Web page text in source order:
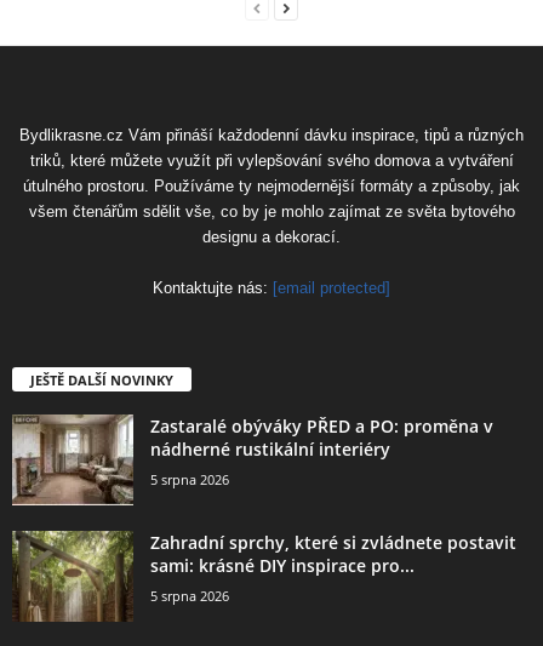
Bydlikrasne.cz Vám přináší každodenní dávku inspirace, tipů a různých
triků, které můžete využít při vylepšování svého domova a vytváření
útulného prostoru. Používáme ty nejmodernější formáty a způsoby, jak
všem čtenářům sdělit vše, co by je mohlo zajímat ze světa bytového
designu a dekorací.
Kontaktujte nás: [email protected]
JEŠTĚ DALŠÍ NOVINKY
Zastaralé obýváky PŘED a PO: proměna v
nádherné rustikální interiéry
5 srpna 2026
Zahradní sprchy, které si zvládnete postavit
sami: krásné DIY inspirace pro...
5 srpna 2026